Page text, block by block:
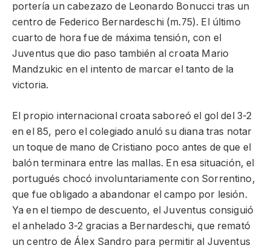
portería un cabezazo de Leonardo Bonucci tras un
centro de Federico Bernardeschi (m.75). El último
cuarto de hora fue de máxima tensión, con el
Juventus que dio paso también al croata Mario
Mandzukic en el intento de marcar el tanto de la
victoria.
El propio internacional croata saboreó el gol del 3-2
en el 85, pero el colegiado anuló su diana tras notar
un toque de mano de Cristiano poco antes de que el
balón terminara entre las mallas. En esa situación, el
portugués chocó involuntariamente con Sorrentino,
que fue obligado a abandonar el campo por lesión.
Ya en el tiempo de descuento, el Juventus consiguió
el anhelado 3-2 gracias a Bernardeschi, que remató
un centro de Álex Sandro para permitir al Juventus